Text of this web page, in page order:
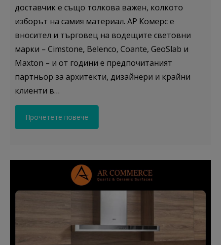
доставчик е също толкова важен, колкото
изборът на самия материал. АР Комерс е
вносител и търговец на водещите световни
марки – Cimstone, Belenco, Coante, GeoSlab и
Maxton – и от години е предпочитаният
партньор за архитекти, дизайнери и крайни
клиенти в…
Прочетете повече